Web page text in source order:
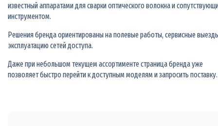
известный аппаратами для сварки оптического волокна и
инструментом.
Решения бренда ориентированы на полевые работы, сервисные
эксплуатацию сетей доступа.
Даже при небольшом текущем ассортименте страница бренда уже
позволяет быстро перейти к доступным моделям и запросить поставку.